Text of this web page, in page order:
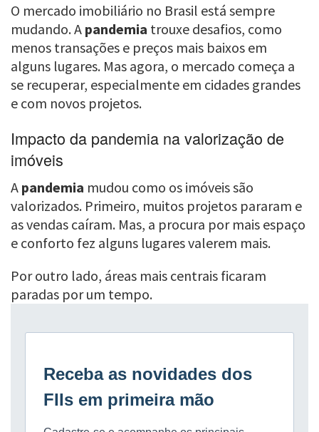
O mercado imobiliário no Brasil está sempre
mudando. A pandemia trouxe desafios, como
menos transações e preços mais baixos em
alguns lugares. Mas agora, o mercado começa a
se recuperar, especialmente em cidades grandes
e com novos projetos.
Impacto da pandemia na valorização de
imóveis
A pandemia mudou como os imóveis são
valorizados. Primeiro, muitos projetos pararam e
as vendas caíram. Mas, a procura por mais espaço
e conforto fez alguns lugares valerem mais.
Por outro lado, áreas mais centrais ficaram
paradas por um tempo.